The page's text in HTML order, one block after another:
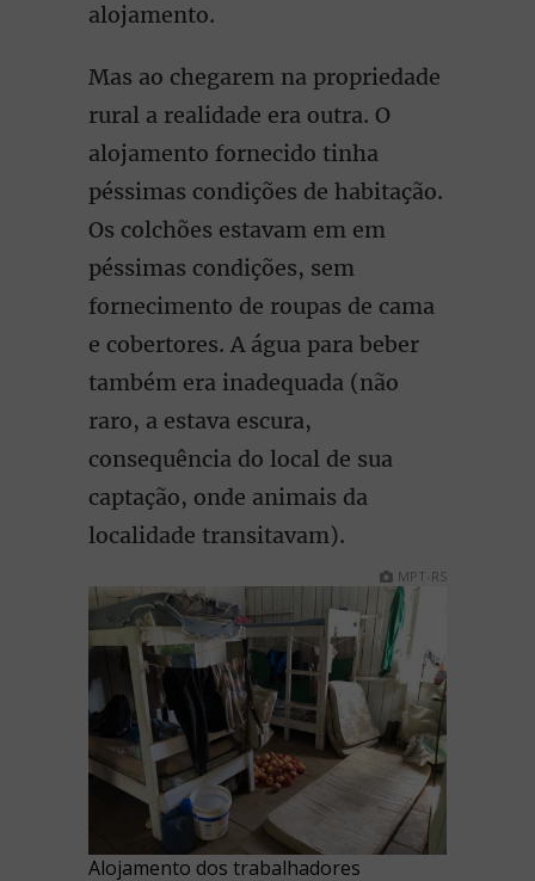
alojamento.
Mas ao chegarem na propriedade
rural a realidade era outra. O
alojamento fornecido tinha
péssimas condições de habitação.
Os colchões estavam em em
péssimas condições, sem
fornecimento de roupas de cama
e cobertores. A água para beber
também era inadequada (não
raro, a estava escura,
consequência do local de sua
captação, onde animais da
localidade transitavam).
MPT-RS
Alojamento dos trabalhadores